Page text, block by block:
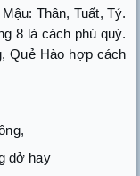
Thân, Tuất, Tý.
8 là cách phú quý.
Quẻ Hào hợp cách
dở hay